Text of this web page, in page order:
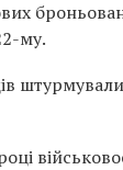
му.